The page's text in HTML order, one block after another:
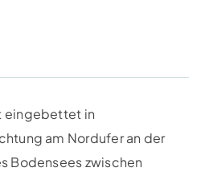
eingebettet in
am Nordufer an der
Bodensees zwischen